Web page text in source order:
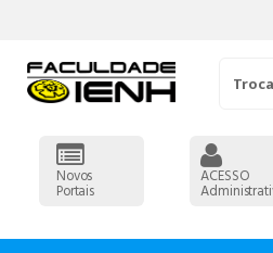
Novos
Portais
ACESSO